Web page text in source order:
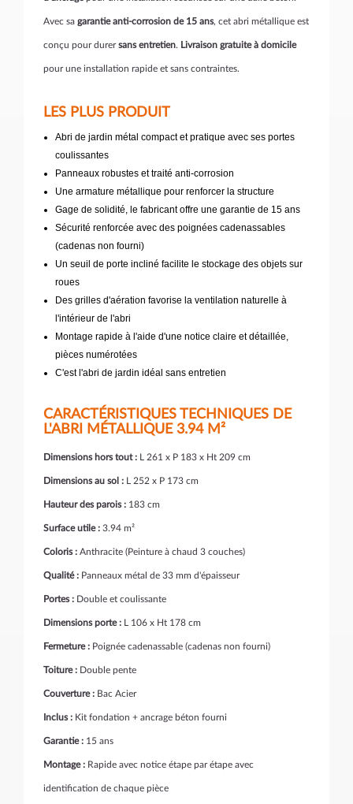
Avec sa garantie anti-corrosion de 15 ans, cet abri métallique est
conçu pour durersans entretien. Livraison gratuite à domicile
pour une installation rapide et sans contraintes.
LES PLUS PRODUIT
Abri de jardin métal compact et pratique avec ses portes
coulissantes
Panneaux robustes et traité anti-corrosion
Une armature métallique pour renforcer la structure
Gage de solidité, le fabricant offre une garantie de 15 ans
Sécurité renforcée avec des poignées cadenassables
(cadenas non fourni)
Un seuil de porte incliné facilite le stockage des objets sur
roues
Des grilles d'aération favorise la ventilation naturelle à
l'intérieur de l'abri
Montage rapide à l'aide d'une notice claire et détaillée,
pièces numérotées
C'est l'abri de jardin idéal sans entretien
CARACTÉRISTIQUES TECHNIQUES DE
L'ABRI MÉTALLIQUE 3.94 M²
Dimensions hors tout : L 261 x P 183 x Ht 209 cm
Dimensions au sol : L 252 x P 173 cm
Hauteur des parois : 183 cm
Surface utile : 3.94 m²
Coloris : Anthracite (Peinture à chaud 3 couches)
Qualité : Panneaux métal de 33 mm d'épaisseur
Portes : Double et coulissante
Dimensions porte : L 106 x Ht 178 cm
Fermeture : Poignée cadenassable (cadenas non fourni)
Toiture : Double pente
Couverture : Bac Acier
Inclus : Kit fondation + ancrage béton fourni
Garantie : 15 ans
Montage : Rapide avec notice étape par étape avec
identification de chaque pièce